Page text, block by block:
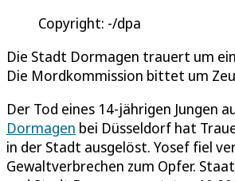
Copyright: -/dpa
Die Stadt Dormagen trauert um
Die Mordkommission bittet um
Der Tod eines 14-jährigen Jungen
Dormagen bei Düsseldorf hat
in der Stadt ausgelöst. Yosef fiel
Gewaltverbrechen zum Opfer.